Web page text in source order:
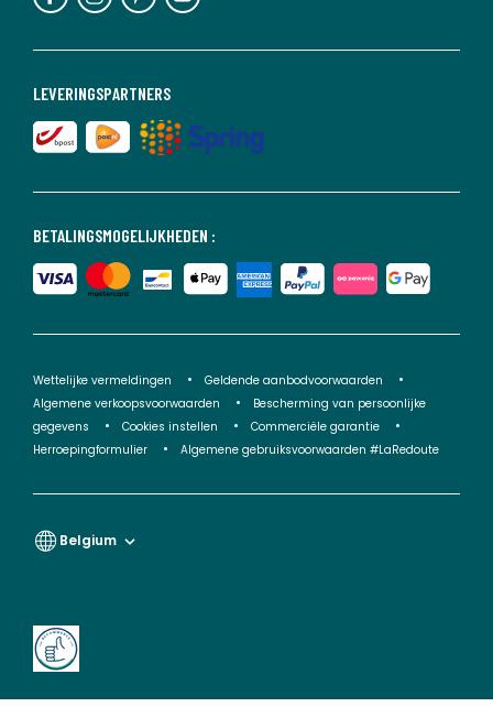
BETALINGSMOGELIJKHEDEN :
LEVERINGSPARTNERS
Wettelijke vermeldingen
Geldende aanbodvoorwaarden
Algemene verkoopsvoorwaarden
Bescherming van persoonlijke
gegevens
Cookies instellen
Commerciële garantie
Herroepingformulier
Algemene gebruiksvoorwaarden #LaRedoute
Belgium